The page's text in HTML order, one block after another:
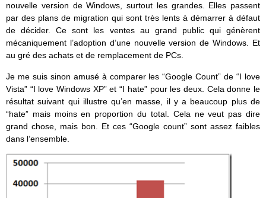
nouvelle version de Windows, surtout les grandes. Elles passent
par des plans de migration qui sont très lents à démarrer à défaut
de décider. Ce sont les ventes au grand public qui génèrent
mécaniquement l’adoption d’une nouvelle version de Windows. Et
au gré des achats et de remplacement de PCs.
Je me suis sinon amusé à comparer les “Google Count” de “I love
Vista” “I love Windows XP” et “I hate” pour les deux. Cela donne le
résultat suivant qui illustre qu’en masse, il y a beaucoup plus de
“hate” mais moins en proportion du total. Cela ne veut pas dire
grand chose, mais bon. Et ces “Google count” sont assez faibles
dans l’ensemble.